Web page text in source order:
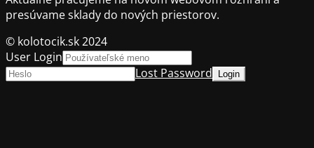
presúvame sklady do nových priestorov.
© kolotocik.sk 2024
User Login
Lost Password